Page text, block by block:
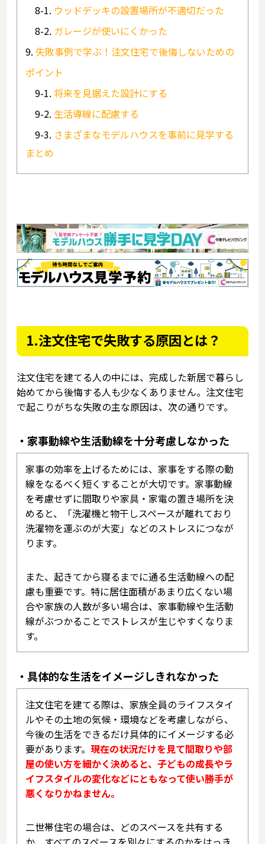
ウッドデッキの設置場所が不適切だった
ガレージが使いにくかった
失敗事例で学ぶ！注文住宅で後悔しないための
ポイント
将来を見据えた設計にする
生活導線に配慮する
さまざまなモデルハウスを事前に見学する
まとめ
1.注文住宅で失敗する原因とは？
注文住宅を建てる人の中には、完成した新居で暮らし
始めてから後悔する人も少なくありません。注文住宅
で起こりがちな失敗の主な原因は、次の通りです。
・家事動線や生活動線を十分考慮しなかった
家事の効率を上げるためには、家事をする際の動
線をなるべく短くすることが大切です。家事動線
を考慮せずに間取りや家具・家電の置き場所を決
めると、「洗濯機と物干しスペースが離れており
洗濯物を運ぶのが大変」などのストレスにつなが
ります。
また、起きてから寝るまでに通る生活動線への配
慮も重要です。特に居住面積があまり広くない場
合や家族の人数が多い場合は、家事動線や生活動
線がぶつかることでストレスが生じやすくなりま
す。
・具体的な生活をイメージしきれなかった
注文住宅を建てる際は、家族全員のライフスタイ
ルやその土地の気候・環境などを考慮しながら、
今後の生活をできるだけ具体的にイメージする必
要があります。現在の状況だけを見て間取りや部
屋の使い方を細かく決めると、子どもの成長やラ
イフスタイルの変化などにともなって使い勝手が
悪くなりかねません。
二世帯住宅の場合は、どのスペースを共有する